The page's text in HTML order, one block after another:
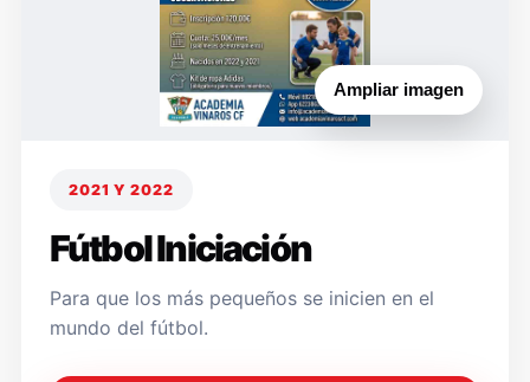
Ampliar imagen
2021 Y 2022
Fútbol Iniciación
Para que los más pequeños se inicien en el
mundo del fútbol.